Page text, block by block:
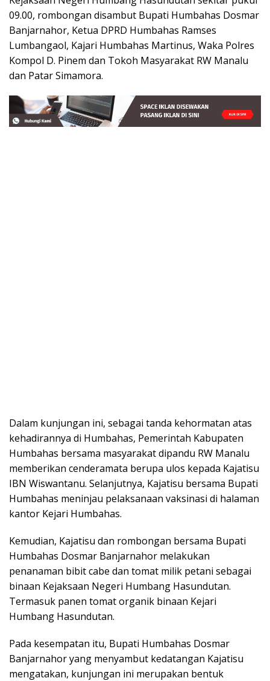
09.00, rombongan disambut Bupati Humbahas Dosmar
Banjarnahor, Ketua DPRD Humbahas Ramses
Lumbangaol, Kajari Humbahas Martinus, Waka Polres
Kompol D. Pinem dan Tokoh Masyarakat RW Manalu
dan Patar Simamora.
Dalam kunjungan ini, sebagai tanda kehormatan atas
kehadirannya di Humbahas, Pemerintah Kabupaten
Humbahas bersama masyarakat dipandu RW Manalu
memberikan cenderamata berupa ulos kepada Kajatisu
IBN Wiswantanu. Selanjutnya, Kajatisu bersama Bupati
Humbahas meninjau pelaksanaan vaksinasi di halaman
kantor Kejari Humbahas.
Kemudian, Kajatisu dan rombongan bersama Bupati
Humbahas Dosmar Banjarnahor melakukan
penanaman bibit cabe dan tomat milik petani sebagai
binaan Kejaksaan Negeri Humbang Hasundutan.
Termasuk panen tomat organik binaan Kejari
Humbang Hasundutan.
Pada kesempatan itu, Bupati Humbahas Dosmar
Banjarnahor yang menyambut kedatangan Kajatisu
mengatakan, kunjungan ini merupakan bentuk